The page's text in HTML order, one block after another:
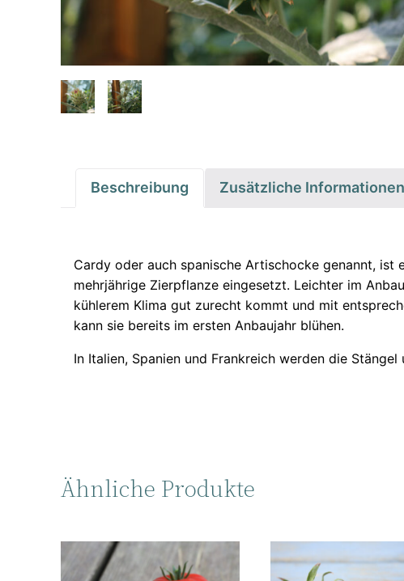
Beschreibung Zusätzliche Informationen
Cardy oder auch spanische Artischocke genannt,
mehrjährige Zierpflanze eingesetzt. Leichter im
kühlerem Klima gut zurecht kommt und mit
kann sie bereits im ersten Anbaujahr blühen.
In Italien, Spanien und Frankreich werden die
Ähnliche Produkte